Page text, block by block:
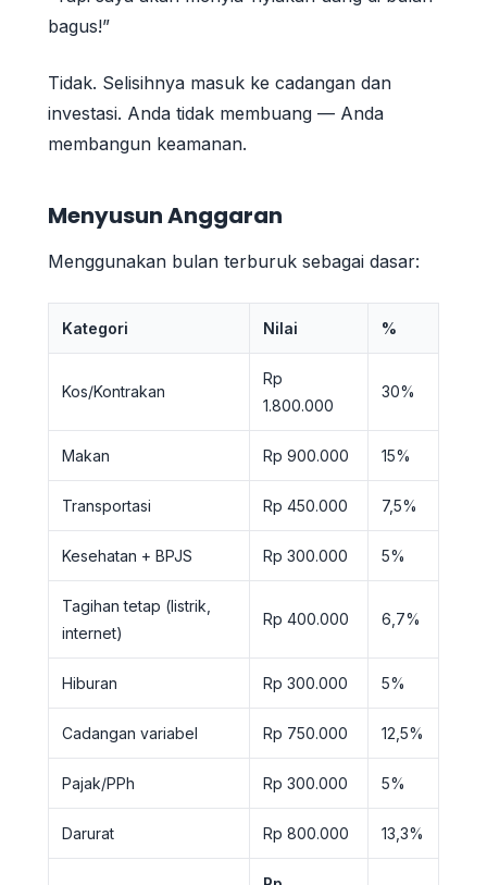
bagus!”
Tidak. Selisihnya masuk ke cadangan dan
investasi. Anda tidak membuang — Anda
membangun keamanan.
Menyusun Anggaran
Menggunakan bulan terburuk sebagai dasar:
Kategori Nilai %
Kos/Kontrakan
Rp
1.800.000
30%
Makan Rp 900.000 15%
Transportasi Rp 450.000 7,5%
Kesehatan + BPJS Rp 300.000 5%
Tagihan tetap (listrik,
internet)
Rp 400.000 6,7%
Hiburan Rp 300.000 5%
Cadangan variabel Rp 750.000 12,5%
Pajak/PPh Rp 300.000 5%
Darurat Rp 800.000 13,3%